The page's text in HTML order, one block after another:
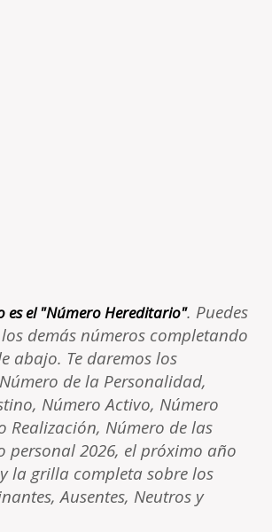
es el "Número Hereditario". Puedes
demás números completando
abajo. Te daremos los
de la Personalidad,
Número Activo, Número
Realización, Número de las
personal 2026, el próximo año
la grilla completa sobre los
Ausentes, Neutros y